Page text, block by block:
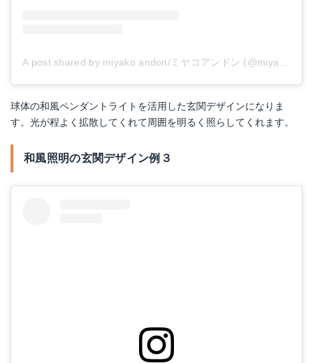
A post shared by miyako andon/ミヤコアンドン (@miyakoandon)
球体の和風ペンダントライトを活用した玄関デザインになりま
す。光が程よく拡散してくれて周囲を明るく照らしてくれます。
和風照明の玄関デザイン例３